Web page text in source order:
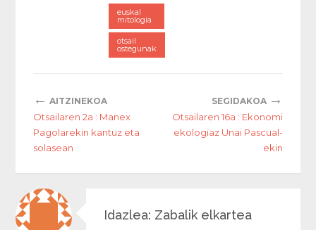
euskal
mitologia
otsail
ostegunak
← AITZINEKOA
Otsailaren 2a : Manex
Pagolarekin kantuz eta
solasean
SEGIDAKOA →
Otsailaren 16a : Ekonomi
ekologiaz Unai Pascual-
ekin
Idazlea: Zabalik elkartea